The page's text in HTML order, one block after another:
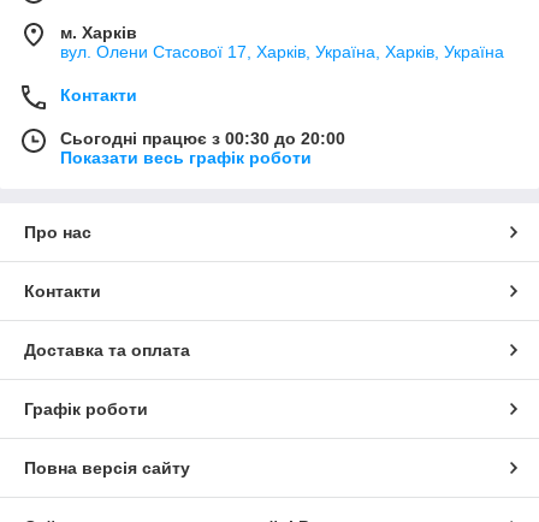
м. Харків
вул. Олени Стасової 17, Харків, Україна, Харків, Україна
Контакти
Сьогодні працює з 00:30 до 20:00
Показати весь графік роботи
Про нас
Контакти
Доставка та оплата
Графік роботи
Повна версія сайту